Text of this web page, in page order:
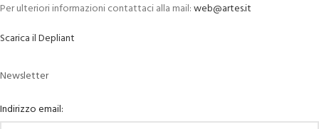
Per ulteriori informazioni contattaci alla mail:web@artes.it
Scarica il Depliant
Newsletter
Indirizzo email: